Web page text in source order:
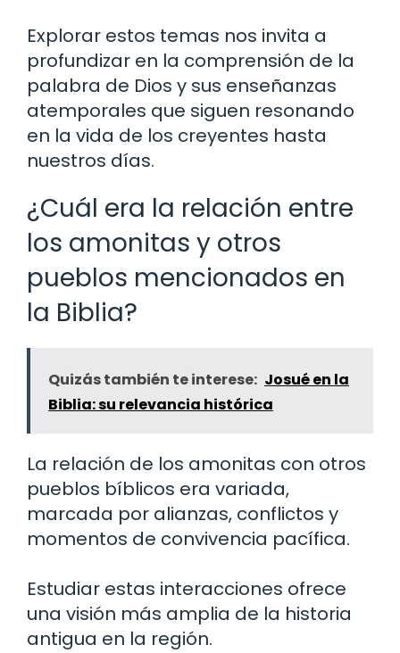
Explorar estos temas nos invita a
profundizar en la comprensión de la
palabra de Dios y sus enseñanzas
atemporales que siguen resonando
en la vida de los creyentes hasta
nuestros días.
¿Cuál era la relación entre
los amonitas y otros
pueblos mencionados en
la Biblia?
Quizás también te interese: Josué en la
Biblia: su relevancia histórica
La relación de los amonitas con otros
pueblos bíblicos era variada,
marcada por alianzas, conflictos y
momentos de convivencia pacífica.
Estudiar estas interacciones ofrece
una visión más amplia de la historia
antigua en la región.